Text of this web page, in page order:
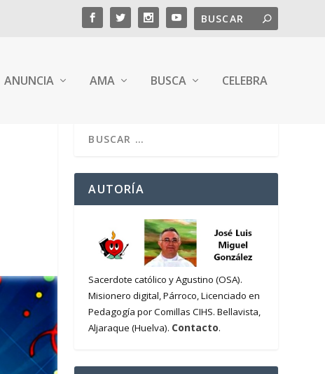
ANUNCIA AMA BUSCA CELEBRA
AUTORÍA
Sacerdote católico y Agustino (OSA).
Misionero digital, Párroco, Licenciado en
Pedagogía por Comillas CIHS. Bellavista,
Aljaraque (Huelva). Contacto.